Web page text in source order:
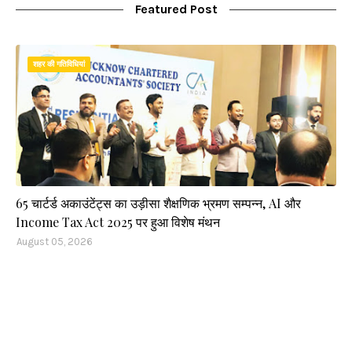
Featured Post
शहर की गतिविधियां
65 चार्टर्ड अकाउंटेंट्स का उड़ीसा शैक्षणिक भ्रमण सम्पन्न, AI और
Income Tax Act 2025 पर हुआ विशेष मंथन
August 05, 2026